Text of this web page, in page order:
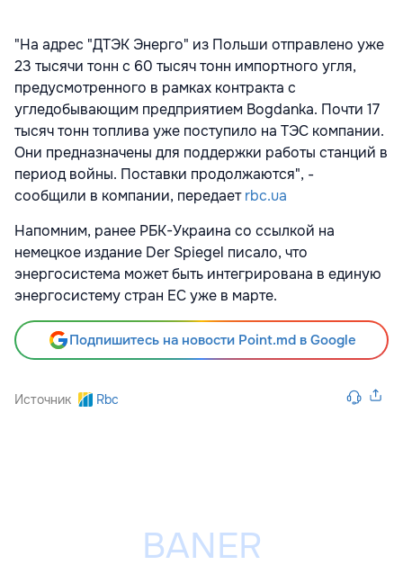
"На адрес "ДТЭК Энерго" из Польши отправлено уже
23 тысячи тонн с 60 тысяч тонн импортного угля,
предусмотренного в рамках контракта с
угледобывающим предприятием Bogdanka. Почти 17
тысяч тонн топлива уже поступило на ТЭС компании.
Они предназначены для поддержки работы станций в
период войны. Поставки продолжаются", -
сообщили в компании, передаетrbc.ua
Напомним, ранее РБК-Украина со ссылкой на
немецкое издание Der Spiegel писало, что
энергосистема может быть интегрирована в единую
энергосистему стран ЕС уже в марте.
Подпишитесь на новости Point.md в Google
Источник Rbc